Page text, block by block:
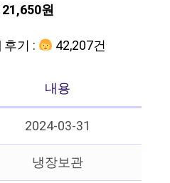
21,650원
기 :
42,207건
내용
2024-03-31
냉장보관